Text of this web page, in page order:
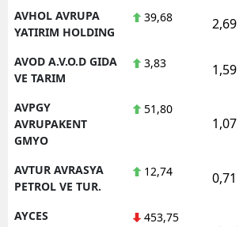
AVHOL AVRUPA
YATIRIM HOLDING
39,68 2,69
AVOD A.V.O.D GIDA
VE TARIM
3,83 1,59
AVPGY
AVRUPAKENT
GMYO
51,80
1,07
AVTUR AVRASYA
PETROL VE TUR.
12,74 0,71
AYCES
453,75